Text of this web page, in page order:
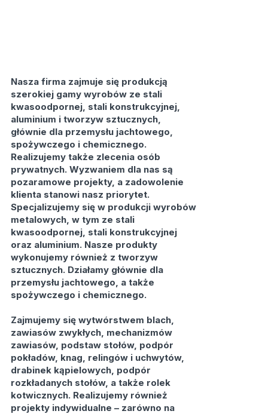
Nasza firma zajmuje się produkcją
szerokiej gamy wyrobów ze stali
kwasoodpornej, stali konstrukcyjnej,
aluminium i tworzyw sztucznych,
głównie dla przemysłu jachtowego,
spożywczego i chemicznego.
Realizujemy także zlecenia osób
prywatnych. Wyzwaniem dla nas są
pozaramowe projekty, a zadowolenie
klienta stanowi nasz priorytet.
Specjalizujemy się w produkcji wyrobów
metalowych, w tym ze stali
kwasoodpornej, stali konstrukcyjnej
oraz aluminium. Nasze produkty
wykonujemy również z tworzyw
sztucznych. Działamy głównie dla
przemysłu jachtowego, a także
spożywczego i chemicznego.
Zajmujemy się wytwórstwem blach,
zawiasów zwykłych, mechanizmów
zawiasów, podstaw stołów, podpór
pokładów, knag, relingów i uchwytów,
drabinek kąpielowych, podpór
rozkładanych stołów, a także rolek
kotwicznych. Realizujemy również
projekty indywidualne – zarówno na